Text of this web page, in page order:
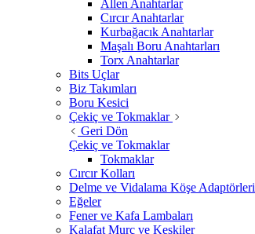
Allen Anahtarlar
Cırcır Anahtarlar
Kurbağacık Anahtarlar
Maşalı Boru Anahtarları
Torx Anahtarlar
Bits Uçlar
Biz Takımları
Boru Kesici
Çekiç ve Tokmaklar
Geri Dön
Çekiç ve Tokmaklar
Tokmaklar
Cırcır Kolları
Delme ve Vidalama Köşe Adaptörleri
Eğeler
Fener ve Kafa Lambaları
Kalafat Murç ve Keskiler